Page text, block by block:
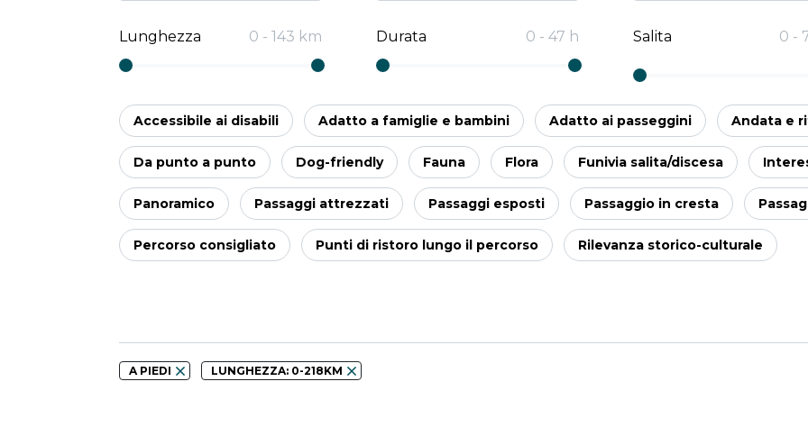
Lunghezza 0 - 143 km Durata 0 - 47 h Salita 0 -
Accessibile ai disabili Adatto a famiglie e bambini Adatto ai passeggini Andata e
Da punto a punto Dog-friendly Fauna Flora Funivia salita/discesa
Panoramico Passaggi attrezzati Passaggi esposti Passaggio in cresta
Percorso consigliato Punti di ristoro lungo il percorso Rilevanza storico-culturale
A PIEDI LUNGHEZZA: 0-218KM